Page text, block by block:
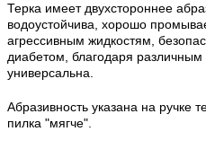
Терка имеет двухстороннее
водоустойчива, хорошо
агрессивным жидкостям,
диабетом, благодаря
универсальна.
Абразивность указана на ручке
пилка "мягче".